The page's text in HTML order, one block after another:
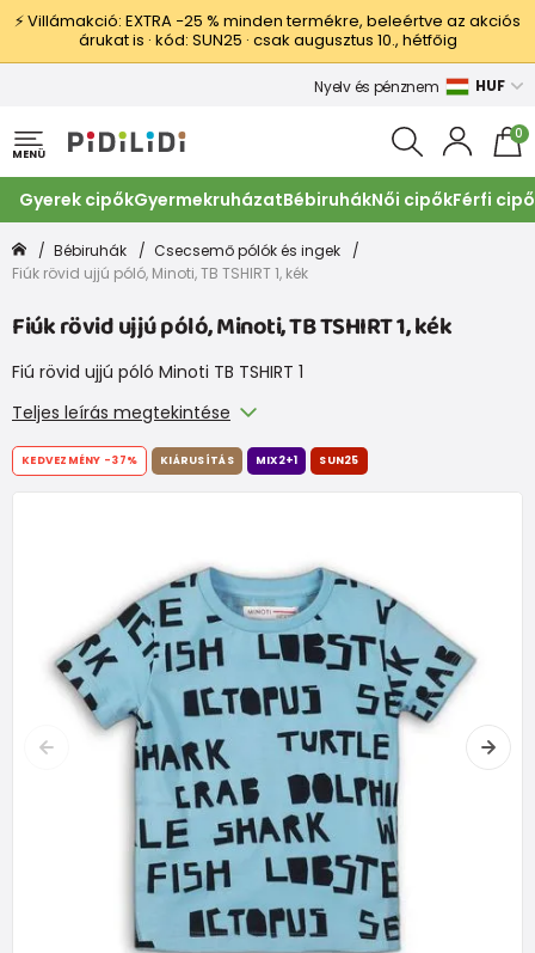
⚡ Villámakció: EXTRA −25 % minden termékre, beleértve az akciós
árukat is · kód: SUN25 · csak augusztus 10., hétfőig
Nyelv és pénznem HUF
MENÜ
0
Gyerek cipőkGyermekruházatBébiruhákNői cipőkFérfi
Bébiruhák
Csecsemő pólók és ingek
Fiúk rövid ujjú póló, Minoti, TB TSHIRT 1, kék
Fiúk rövid ujjú póló, Minoti, TB TSHIRT 1, kék
Fiú rövid ujjú póló Minoti TB TSHIRT 1
Teljes leírás megtekintése
KEDVEZMÉNY -37% KIÁRUSÍTÁS MIX2+1 SUN25